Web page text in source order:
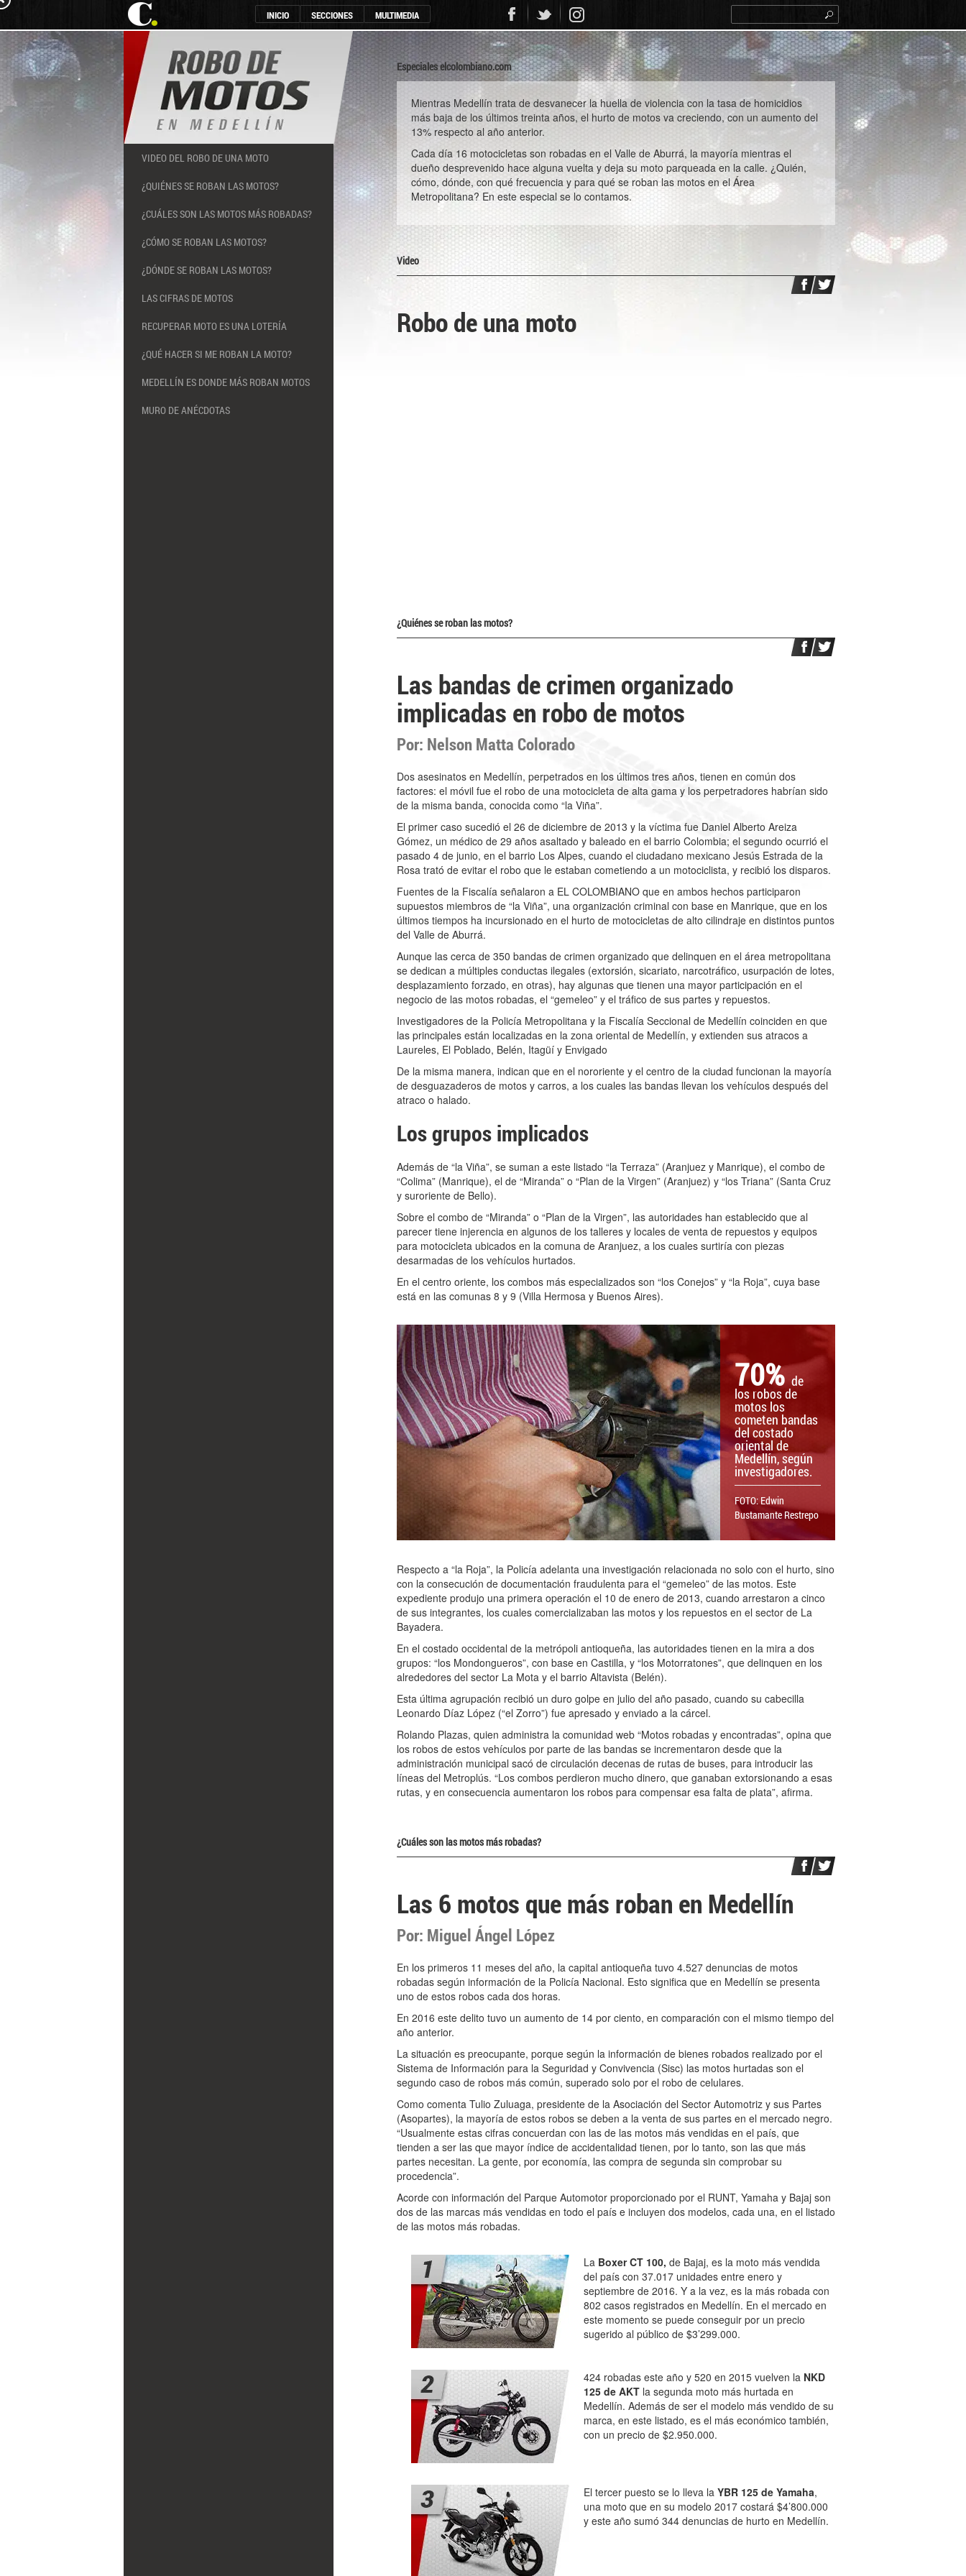
INICIO SECCIONES MULTIMEDIA
VIDEO DEL ROBO DE UNA MOTO(CURRENT)
¿QUIÉNES SE ROBAN LAS MOTOS?
¿CUÁLES SON LAS MOTOS MÁS ROBADAS?
¿CÓMO SE ROBAN LAS MOTOS?
¿DÓNDE SE ROBAN LAS MOTOS?
LAS CIFRAS DE MOTOS
RECUPERAR MOTO ES UNA LOTERÍA
¿QUÉ HACER SI ME ROBAN LA MOTO?
MEDELLÍN ES DONDE MÁS ROBAN MOTOS
MURO DE ANÉCDOTAS
Especiales elcolombiano.com
Mientras Medellín trata de desvanecer la huella de violencia con la tasa de homicidios
más baja de los últimos treinta años, el hurto de motos va creciendo, con un aumento del
13% respecto al año anterior.
Cada día 16 motocicletas son robadas en el Valle de Aburrá, la mayoría mientras el
dueño desprevenido hace alguna vuelta y deja su moto parqueada en la calle. ¿Quién,
cómo, dónde, con qué frecuencia y para qué se roban las motos en el Área
Metropolitana? En este especial se lo contamos.
Video
Robo de una moto
¿Quiénes se roban las motos?
Las bandas de crimen organizado
implicadas en robo de motos
Por: Nelson Matta Colorado
Dos asesinatos en Medellín, perpetrados en los últimos tres años, tienen en común dos
factores: el móvil fue el robo de una motocicleta de alta gama y los perpetradores habrían sido
de la misma banda, conocida como “la Viña”.
El primer caso sucedió el 26 de diciembre de 2013 y la víctima fue Daniel Alberto Areiza
Gómez, un médico de 29 años asaltado y baleado en el barrio Colombia; el segundo ocurrió el
pasado 4 de junio, en el barrio Los Alpes, cuando el ciudadano mexicano Jesús Estrada de la
Rosa trató de evitar el robo que le estaban cometiendo a un motociclista, y recibió los disparos.
Fuentes de la Fiscalía señalaron a EL COLOMBIANO que en ambos hechos participaron
supuestos miembros de “la Viña”, una organización criminal con base en Manrique, que en los
últimos tiempos ha incursionado en el hurto de motocicletas de alto cilindraje en distintos puntos
del Valle de Aburrá.
Aunque las cerca de 350 bandas de crimen organizado que delinquen en el área metropolitana
se dedican a múltiples conductas ilegales (extorsión, sicariato, narcotráfico, usurpación de lotes,
desplazamiento forzado, en otras), hay algunas que tienen una mayor participación en el
negocio de las motos robadas, el “gemeleo” y el tráfico de sus partes y repuestos.
Investigadores de la Policía Metropolitana y la Fiscalía Seccional de Medellín coinciden en que
las principales están localizadas en la zona oriental de Medellín, y extienden sus atracos a
Laureles, El Poblado, Belén, Itagüí y Envigado
De la misma manera, indican que en el nororiente y el centro de la ciudad funcionan la mayoría
de desguazaderos de motos y carros, a los cuales las bandas llevan los vehículos después del
atraco o halado.
Los grupos implicados
Además de “la Viña”, se suman a este listado “la Terraza” (Aranjuez y Manrique), el combo de
“Colima” (Manrique), el de “Miranda” o “Plan de la Virgen” (Aranjuez) y “los Triana” (Santa Cruz
y suroriente de Bello).
Sobre el combo de “Miranda” o “Plan de la Virgen”, las autoridades han establecido que al
parecer tiene injerencia en algunos de los talleres y locales de venta de repuestos y equipos
para motocicleta ubicados en la comuna de Aranjuez, a los cuales surtiría con piezas
desarmadas de los vehículos hurtados.
En el centro oriente, los combos más especializados son “los Conejos” y “la Roja”, cuya base
está en las comunas 8 y 9 (Villa Hermosa y Buenos Aires).
70%de
los robos de
motos los
cometen bandas
del costado
oriental de
Medellín, según
investigadores.
FOTO: Edwin
Bustamante Restrepo
Respecto a “la Roja”, la Policía adelanta una investigación relacionada no solo con el hurto, sino
con la consecución de documentación fraudulenta para el “gemeleo” de las motos. Este
expediente produjo una primera operación el 10 de enero de 2013, cuando arrestaron a cinco
de sus integrantes, los cuales comercializaban las motos y los repuestos en el sector de La
Bayadera.
En el costado occidental de la metrópoli antioqueña, las autoridades tienen en la mira a dos
grupos: “los Mondongueros”, con base en Castilla, y “los Motorratones”, que delinquen en los
alrededores del sector La Mota y el barrio Altavista (Belén).
Esta última agrupación recibió un duro golpe en julio del año pasado, cuando su cabecilla
Leonardo Díaz López (“el Zorro”) fue apresado y enviado a la cárcel.
Rolando Plazas, quien administra la comunidad web “Motos robadas y encontradas”, opina que
los robos de estos vehículos por parte de las bandas se incrementaron desde que la
administración municipal sacó de circulación decenas de rutas de buses, para introducir las
líneas del Metroplús. “Los combos perdieron mucho dinero, que ganaban extorsionando a esas
rutas, y en consecuencia aumentaron los robos para compensar esa falta de plata”, afirma.
¿Cuáles son las motos más robadas?
Las 6 motos que más roban en Medellín
Por: Miguel Ángel López
En los primeros 11 meses del año, la capital antioqueña tuvo 4.527 denuncias de motos
robadas según información de la Policía Nacional. Esto significa que en Medellín se presenta
uno de estos robos cada dos horas.
En 2016 este delito tuvo un aumento de 14 por ciento, en comparación con el mismo tiempo del
año anterior.
La situación es preocupante, porque según la información de bienes robados realizado por el
Sistema de Información para la Seguridad y Convivencia (Sisc) las motos hurtadas son el
segundo caso de robos más común, superado solo por el robo de celulares.
Como comenta Tulio Zuluaga, presidente de la Asociación del Sector Automotriz y sus Partes
(Asopartes), la mayoría de estos robos se deben a la venta de sus partes en el mercado negro.
“Usualmente estas cifras concuerdan con las de las motos más vendidas en el país, que
tienden a ser las que mayor índice de accidentalidad tienen, por lo tanto, son las que más
partes necesitan. La gente, por economía, las compra de segunda sin comprobar su
procedencia”.
Acorde con información del Parque Automotor proporcionado por el RUNT, Yamaha y Bajaj son
dos de las marcas más vendidas en todo el país e incluyen dos modelos, cada una, en el listado
de las motos más robadas.
La Boxer CT 100, de Bajaj, es la moto más vendida
del país con 37.017 unidades entre enero y
septiembre de 2016. Y a la vez, es la más robada con
802 casos registrados en Medellín. En el mercado en
este momento se puede conseguir por un precio
sugerido al público de $3’299.000.
424 robadas este año y 520 en 2015 vuelven la NKD
125 de AKT la segunda moto más hurtada en
Medellín. Además de ser el modelo más vendido de su
marca, en este listado, es el más económico también,
con un precio de $2.950.000.
El tercer puesto se lo lleva la YBR 125 de Yamaha,
una moto que en su modelo 2017 costará $4’800.000
y este año sumó 344 denuncias de hurto en Medellín.